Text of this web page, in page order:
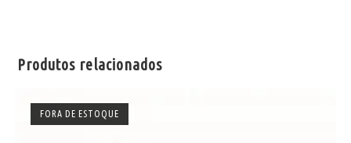
Produtos relacionados
FORA DE ESTOQUE